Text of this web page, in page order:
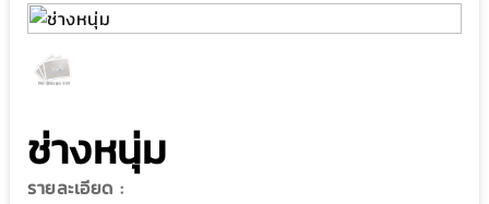
ช่างหนุ่ม
รายละเอียด :